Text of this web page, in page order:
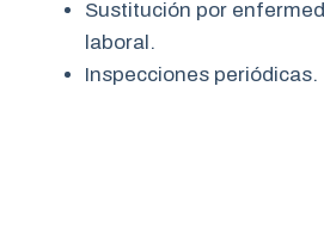
Sustitución por
laboral.
Inspecciones periódicas.